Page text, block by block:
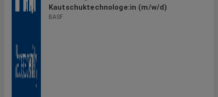
Kautschuktechnologe:in (m/w/d)
BASF